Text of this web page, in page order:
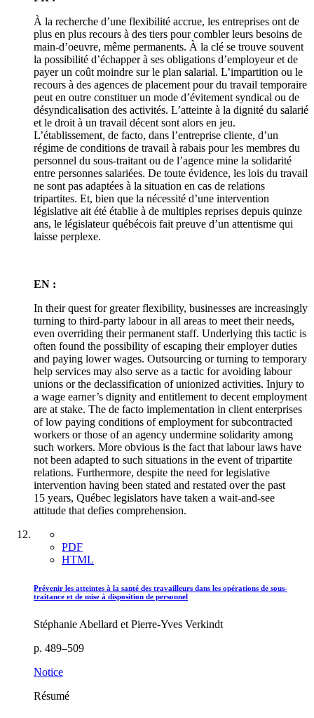
À la recherche d’une flexibilité accrue, les entreprises ont de
plus en plus recours à des tiers pour combler leurs besoins de
main-d’oeuvre, même permanents. À la clé se trouve souvent
la possibilité d’échapper à ses obligations d’employeur et de
payer un coût moindre sur le plan salarial. L’impartition ou le
recours à des agences de placement pour du travail temporaire
peut en outre constituer un mode d’évitement syndical ou de
désyndicalisation des activités. L’atteinte à la dignité du salarié
et le droit à un travail décent sont alors en jeu.
L’établissement, de facto, dans l’entreprise cliente, d’un
régime de conditions de travail à rabais pour les membres du
personnel du sous-traitant ou de l’agence mine la solidarité
entre personnes salariées. De toute évidence, les lois du travail
ne sont pas adaptées à la situation en cas de relations
tripartites. Et, bien que la nécessité d’une intervention
législative ait été établie à de multiples reprises depuis quinze
ans, le législateur québécois fait preuve d’un attentisme qui
laisse perplexe.
EN :
In their quest for greater flexibility, businesses are increasingly
turning to third-party labour in all areas to meet their needs,
even overriding their permanent staff. Underlying this tactic is
often found the possibility of escaping their employer duties
and paying lower wages. Outsourcing or turning to temporary
help services may also serve as a tactic for avoiding labour
unions or the declassification of unionized activities. Injury to
a wage earner’s dignity and entitlement to decent employment
are at stake. The de facto implementation in client enterprises
of low paying conditions of employment for subcontracted
workers or those of an agency undermine solidarity among
such workers. More obvious is the fact that labour laws have
not been adapted to such situations in the event of tripartite
relations. Furthermore, despite the need for legislative
intervention having been stated and restated over the past
15 years, Québec legislators have taken a wait-and-see
attitude that defies comprehension.
PDF
HTML
Prévenir les atteintes à la santé des travailleurs dans les opérations de sous-
traitance et de mise à disposition de personnel
Stéphanie Abellard et Pierre-Yves Verkindt
p. 489–509
Notice
Résumé